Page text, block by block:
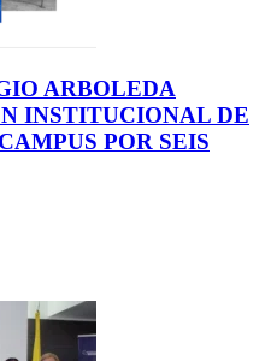
ARBOLEDA
INSTITUCIONAL DE
POR SEIS